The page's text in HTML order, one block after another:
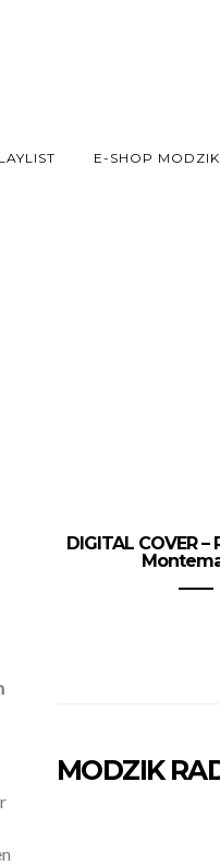
E-SHOP MODZIK
DIGITAL COVER –
MODZIK